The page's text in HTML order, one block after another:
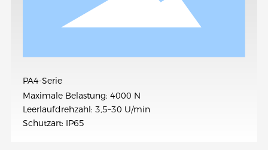
PA4-Serie
Maximale Belastung: 4000 N
Leerlaufdrehzahl: 3,5–30 U/min
Schutzart: IP65